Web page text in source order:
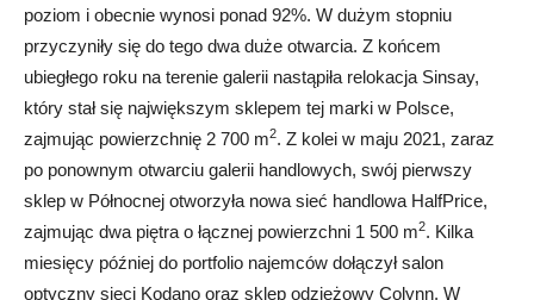
poziom i obecnie wynosi ponad 92%. W dużym stopniu
przyczyniły się do tego dwa duże otwarcia. Z końcem
ubiegłego roku na terenie galerii nastąpiła relokacja Sinsay,
który stał się największym sklepem tej marki w Polsce,
zajmując powierzchnię 2 700 m2. Z kolei w maju 2021, zaraz
po ponownym otwarciu galerii handlowych, swój pierwszy
sklep w Północnej otworzyła nowa sieć handlowa HalfPrice,
zajmując dwa piętra o łącznej powierzchni 1 500 m2. Kilka
miesięcy później do portfolio najemców dołączył salon
optyczny sieci Kodano oraz sklep odzieżowy Colynn. W